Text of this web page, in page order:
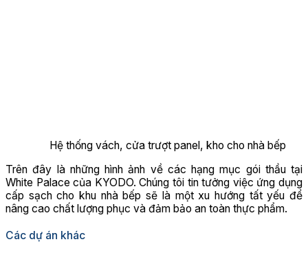
Hệ thống vách, cửa trượt panel, kho cho nhà bếp
Trên đây là những hình ảnh về các hạng mục gói thầu tại
White Palace của KYODO. Chúng tôi tin tưởng việc ứng dụng
cấp sạch cho khu nhà bếp sẽ là một xu hướng tất yếu để
nâng cao chất lượng phục và đảm bảo an toàn thực phẩm.
Các dự án khác